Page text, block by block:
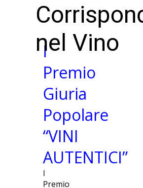
nel Vino
I
Premio
Giuria
Popolare
“VINI
AUTENTICI”
I
Premio